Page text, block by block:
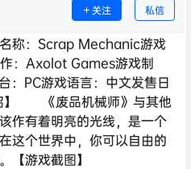
关注 私信
称：Scrap Mechanic游戏
：Axolot Games游戏制
PC游戏语言：中文发售日
】 《废品机械师》与其他
作有着明亮的光线，是一个
这个世界中，你可以自由的
【游戏截图】